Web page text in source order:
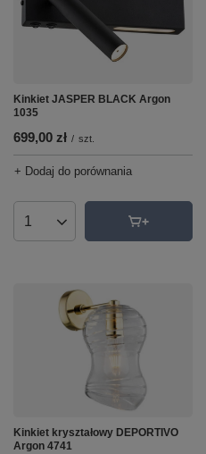
Kinkiet JASPER BLACK Argon
1035
699,00 zł / szt.
+ Dodaj do porównania
Ilość produktów
Kinkiet kryształowy DEPORTIVO
Argon 4741